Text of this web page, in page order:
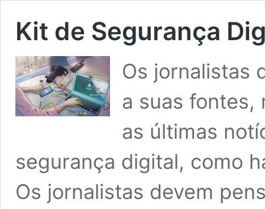
Kit de Segurança
Os jornalistas
a suas fontes,
as últimas
segurança digital, como
Os jornalistas devem